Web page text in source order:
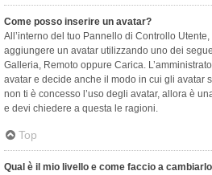
Come posso inserire un avatar?
All’interno del tuo Pannello di Controllo Utente,
aggiungere un avatar utilizzando uno dei
Galleria, Remoto oppure Carica.
avatar e decide anche il modo in cui gli avatar
non ti è concesso l’uso degli avatar, allora è
e devi chiedere a questa le ragioni.
Top
Qual è il mio livello e come faccio a